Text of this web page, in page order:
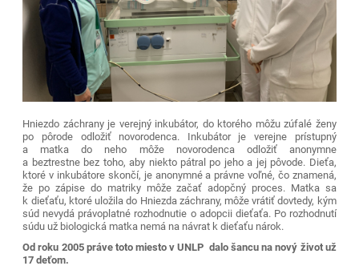
Hniezdo záchrany je verejný inkubátor, do ktorého môžu zúfalé ženy
po pôrode odložiť novorodenca. Inkubátor je verejne prístupný
a matka do neho môže novorodenca odložiť anonymne
a beztrestnebez toho, aby niekto pátral po jeho a jej pôvode. Dieťa,
ktoré v inkubátore skončí, je anonymné a právne voľné, čo znamená,
že po zápise do matriky môže začať adopčný proces. Matka sa
k dieťaťu, ktoré uložila do Hniezda záchrany, môže vrátiť dovtedy, kým
súd nevydá právoplatné rozhodnutie o adopcii dieťaťa. Po rozhodnutí
súdu už biologická matka nemá na návrat k dieťaťu nárok.
Od roku 2005 práve toto miesto v UNLP dalo šancu na nový život už
17 deťom.